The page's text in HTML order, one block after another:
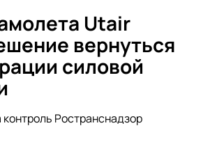
Utair
вернуться
силовой
Ространснадзор